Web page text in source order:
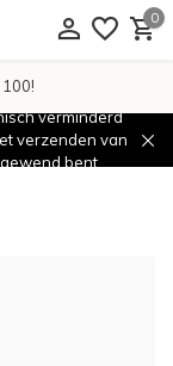
0
verminderd
verzenden van
bent.